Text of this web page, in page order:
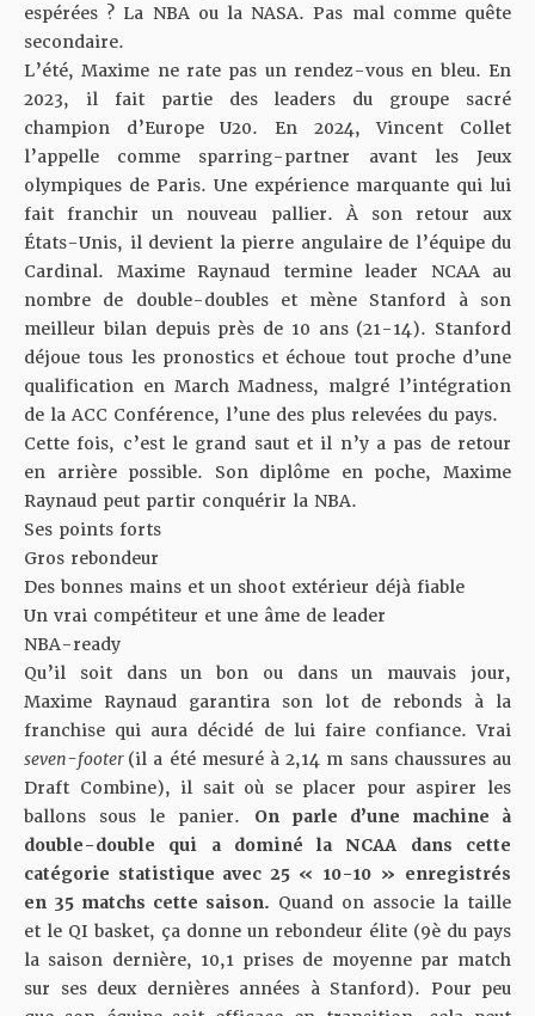
espérées ? La NBA ou la NASA. Pas mal comme quête
secondaire.
L’été, Maxime ne rate pas un rendez-vous en bleu. En
2023, il fait partie des leaders du groupe sacré
champion d’Europe U20. En 2024, Vincent Collet
l’appelle comme sparring-partner avant les Jeux
olympiques de Paris. Une expérience marquante qui lui
fait franchir un nouveau pallier. À son retour aux
États-Unis, il devient la pierre angulaire de l’équipe du
Cardinal. Maxime Raynaud termine leader NCAA au
nombre de double-doubles et mène Stanford à son
meilleur bilan depuis près de 10 ans (21-14). Stanford
déjoue tous les pronostics et échoue tout proche d’une
qualification en March Madness, malgré l’intégration
de la ACC Conférence, l’une des plus relevées du pays.
Cette fois, c’est le grand saut et il n’y a pas de retour
en arrière possible. Son diplôme en poche, Maxime
Raynaud peut partir conquérir la NBA.
Ses points forts
Gros rebondeur
Des bonnes mains et un shoot extérieur déjà fiable
Un vrai compétiteur et une âme de leader
NBA-ready
Qu’il soit dans un bon ou dans un mauvais jour,
Maxime Raynaud garantira son lot de rebonds à la
franchise qui aura décidé de lui faire confiance. Vrai
seven-footer (il a été mesuré à 2,14 m sans chaussures au
Draft Combine), il sait où se placer pour aspirer les
ballons sous le panier. On parle d’une machine à
double-double qui a dominé la NCAA dans cette
catégorie statistique avec 25 « 10-10 » enregistrés
en 35 matchs cette saison. Quand on associe la taille
et le QI basket, ça donne un rebondeur élite (9è du pays
la saison dernière, 10,1 prises de moyenne par match
sur ses deux dernières années à Stanford). Pour peu